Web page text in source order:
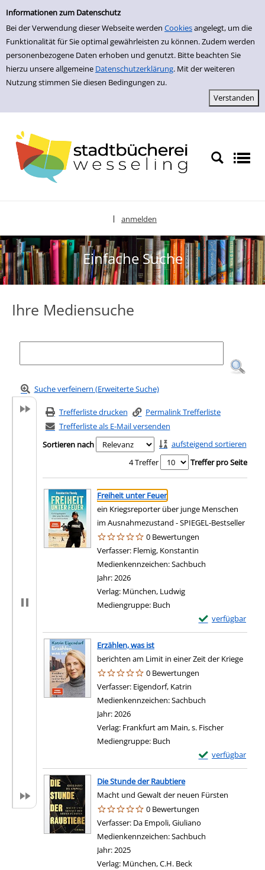
Informationen zum Datenschutz
Bei der Verwendung dieser Webseite werden Cookiesangelegt, um die
Funktionalität für Sie optimal gewährleisten zu können. Zudem werden
personenbezogene Daten erhoben und genutzt. Bitte beachten Sie
hierzu unsere allgemeine Datenschutzerklärung. Mit der weiteren
Nutzung stimmen Sie diesen Bedingungen zu.
zur Navigation springen
zum Inhalt springen
Zu den Suchfiltern springen
Zur Trefferliste springen
anmelden
Einfache Suche
Ihre Mediensuche
Suche verfeinern (Erweiterte Suche)
Trefferliste drucken
Permalink Trefferliste
Trefferliste als E-Mail versenden
Sortieren nach
aufsteigend sortieren
4 Treffer
Treffer pro Seite
Suchergebnis
Zu den Suchfiltern springen
Freiheit unter Feuer
ein Kriegsreporter über junge Menschen
im Ausnahmezustand - SPIEGEL-Bestseller
0 Bewertungen
Verfasser: Flemig, Konstantin
Medienkennzeichen:Sachbuch
Jahr:2026
Verlag: München, Ludwig
Mediengruppe: Buch
verfügbar
Exemplar-Details
Erzählen, was ist
berichten am Limit in einer Zeit der Kriege
0 Bewertungen
Verfasser: Eigendorf, Katrin
Medienkennzeichen:Sachbuch
Jahr:2026
Verlag: Frankfurt am Main, s. Fischer
Mediengruppe: Buch
verfügbar
Exemplar-Details
Die Stunde der Raubtiere
Macht und Gewalt der neuen Fürsten
0 Bewertungen
Verfasser: Da Empoli, Giuliano
Medienkennzeichen:Sachbuch
Jahr:2025
Verlag: München, C.H. Beck